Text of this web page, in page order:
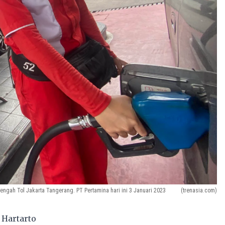
Tol Jakarta Tangerang. PT Pertamina hari ini 3 Januari 2023 (trenasia.com)